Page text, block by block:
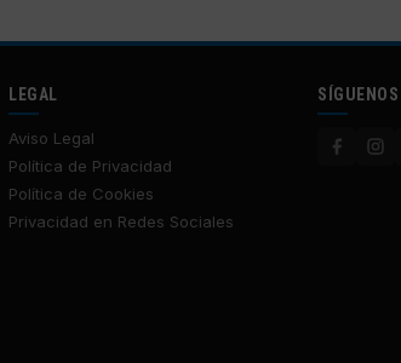
LEGAL
Aviso Legal
Política de Privacidad
Política de Cookies
Privacidad en Redes Sociales
SÍGUENOS